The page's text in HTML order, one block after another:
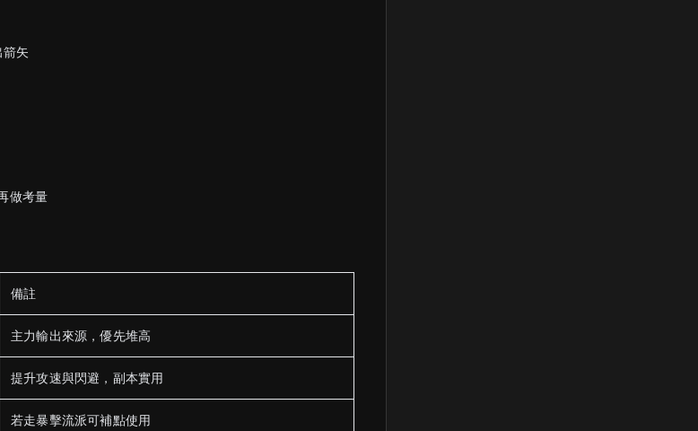
矢
做考量
備註
主力輸出來源，優先堆高
提升攻速與閃避，副本實用
若走暴擊流派可補點使用